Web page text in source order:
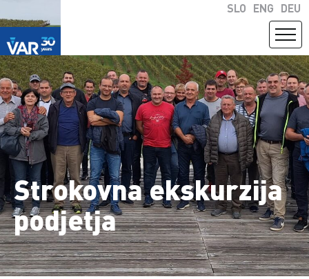
SLO ENG DEU
Strokovna ekskurzija
podjetja